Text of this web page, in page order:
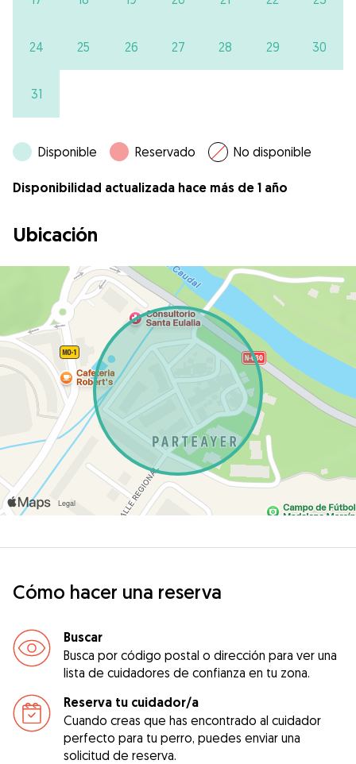
24 25 26 27 28 29 30
31
Disponible Reservado No disponible
Disponibilidad actualizada hace más de 1 año
Ubicación
Cómo hacer una reserva
Buscar
Busca por código postal o dirección para ver una
lista de cuidadores de confianza en tu zona.
Reserva tu cuidador/a
Cuando creas que has encontrado al cuidador
perfecto para tu perro, puedes enviar una
solicitud de reserva.